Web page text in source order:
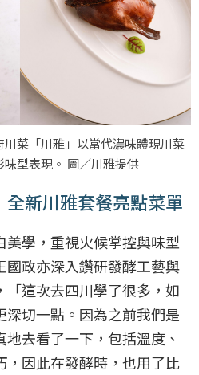
菜「川雅」以當代濃味體現川菜
型表現。 圖／川雅提供
新川雅套餐亮點菜單
美學，重視火候掌控與味型
國政亦深入鑽研發酵工藝與
這次去四川學了很多，如
切一點。因為之前我們是
去看了一下，包括溫度、
，因此在發酵時，也用了比